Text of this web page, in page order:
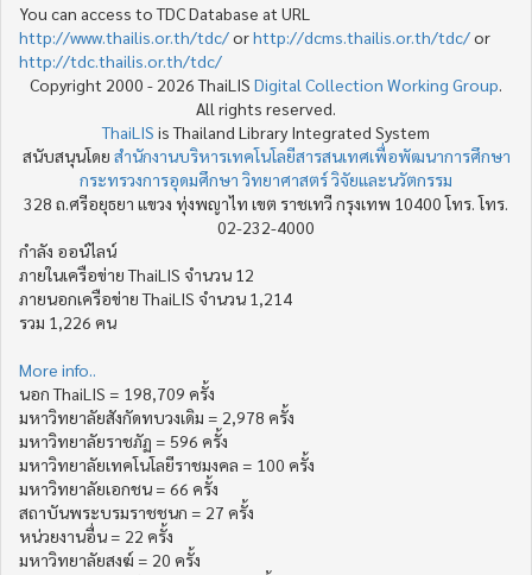
You can access to TDC Database at URL
http://www.thailis.or.th/tdc/orhttp://dcms.thailis.or.th/tdc/or
http://tdc.thailis.or.th/tdc/
Copyright 2000 - 2026 ThaiLIS Digital Collection Working Group
All rights reserved.
ThaiLIS is Thailand Library Integrated System
สนับสนุนโดย สำนักงานบริหารเทคโนโลยีสารสนเทศเพื่อพัฒนาการศึกษา
กระทรวงการอุดมศึกษา วิทยาศาสตร์ วิจัยและนวัตกรรม
328 ถ.ศรีอยุธยา แขวง ทุ่งพญาไท เขต ราชเทวี กรุงเทพ 10400 โทร. โทร.
02-232-4000
กำลัง ออน์ไลน์
ภายในเครือข่าย ThaiLIS จำนวน 12
ภายนอกเครือข่าย ThaiLIS จำนวน 1,214
รวม 1,226 คน
More info..
นอก ThaiLIS = 198,709 ครั้ง
มหาวิทยาลัยสังกัดทบวงเดิม = 2,978 ครั้ง
มหาวิทยาลัยราชภัฏ = 596 ครั้ง
มหาวิทยาลัยเทคโนโลยีราชมงคล = 100 ครั้ง
มหาวิทยาลัยเอกชน = 66 ครั้ง
สถาบันพระบรมราชชนก = 27 ครั้ง
หน่วยงานอื่น = 22 ครั้ง
มหาวิทยาลัยสงฆ์ = 20 ครั้ง